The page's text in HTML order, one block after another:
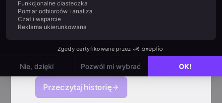
Jak Qconcursos
utrzymuje 4M+
użytkowników z
Positive User
Przeczytaj historię